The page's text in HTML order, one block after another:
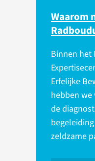
Waarom
Binnen het
Erfelijke
hebben we
de
zeldzame